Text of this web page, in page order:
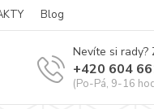
Blog
Nevíte si rady?
+420 604
(Po-Pá, 9-16